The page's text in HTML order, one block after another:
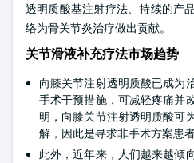
透明质酸基注射疗法、持续的产
络为骨关节炎治疗做出贡献。
关节滑液补充疗法市场趋势
向膝关节注射透明质酸已成为
手术干预措施，可减轻疼痛并
明，向膝关节注射透明质酸可
解，因此是寻求非手术方案患
此外，近年来，人们越来越倾